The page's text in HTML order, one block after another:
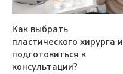
Как выбрать
пластического хирурга и
подготовиться к
консультации?